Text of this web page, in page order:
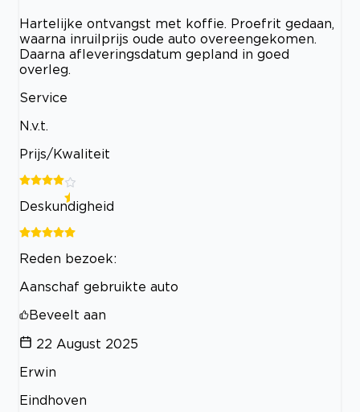
Hartelijke ontvangst met koffie. Proefrit gedaan,
waarna inruilprijs oude auto overeengekomen.
Daarna afleveringsdatum gepland in goed
overleg.
Service
N.v.t.
Prijs/Kwaliteit
Deskundigheid
Reden bezoek:
Aanschaf gebruikte auto
Beveelt aan
22 August 2025
Erwin
Eindhoven